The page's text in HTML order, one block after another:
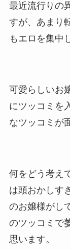
最近流行りの
すが、あまり
もエロを集中
可愛らしいお
にツッコミを
なツッコミが
何をどう考え
は頭おかしす
のお嬢様がし
のツッコミで
思います。